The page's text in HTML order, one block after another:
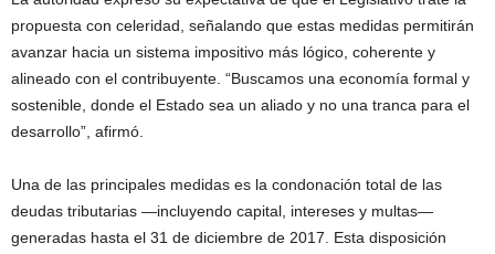
propuesta con celeridad, señalando que estas medidas permitirán
avanzar hacia un sistema impositivo más lógico, coherente y
alineado con el contribuyente. “Buscamos una economía formal y
sostenible, donde el Estado sea un aliado y no una tranca para el
desarrollo”, afirmó.
Una de las principales medidas es la condonación total de las
deudas tributarias —incluyendo capital, intereses y multas—
generadas hasta el 31 de diciembre de 2017. Esta disposición